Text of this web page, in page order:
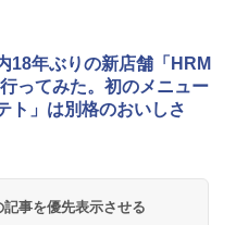
メン どんぶり 85g×12個 日清
タント カップ麺
メン とんこつ味 35g×15個
ムオーブンレンジ 25L 一人
暮らし フラットテーブル ス
自動メニュー19種搭載 角皿
ク MRK-F250TSV(B)
18年ぶりの新店舗「HRM
ってみた。初のメニュー
ト」は別格のおいしさ
事を優先表示させる